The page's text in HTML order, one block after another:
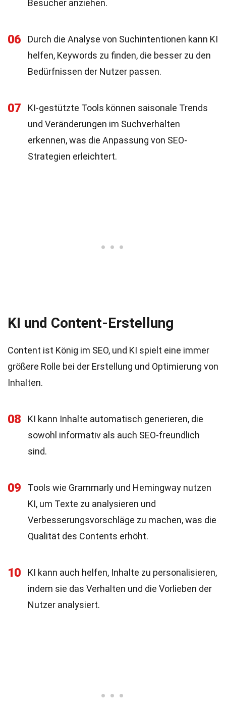
Besucher anziehen.
06
Durch die Analyse von Suchintentionen kann KI
helfen, Keywords zu finden, die besser zu den
Bedürfnissen der Nutzer passen.
07
KI-gestützte Tools können saisonale Trends
und Veränderungen im Suchverhalten
erkennen, was die Anpassung von SEO-
Strategien erleichtert.
KI und Content-Erstellung
Content ist König im SEO, und KI spielt eine immer
größere Rolle bei der Erstellung und Optimierung von
Inhalten.
08
KI kann Inhalte automatisch generieren, die
sowohl informativ als auch SEO-freundlich
sind.
09
Tools wie Grammarly und Hemingway nutzen
KI, um Texte zu analysieren und
Verbesserungsvorschläge zu machen, was die
Qualität des Contents erhöht.
10
KI kann auch helfen, Inhalte zu personalisieren,
indem sie das Verhalten und die Vorlieben der
Nutzer analysiert.